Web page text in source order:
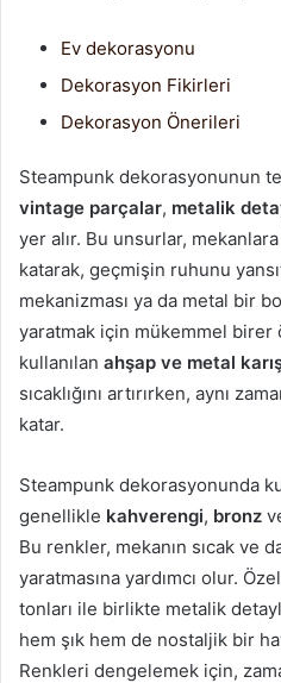
Ev dekorasyonu
Dekorasyon Fikirleri
Dekorasyon Önerileri
Steampunk dekorasyonunun
vintage parçalar, metalik
yer alır. Bu unsurlar,
katarak, geçmişin ruhunu
mekanizması ya da metal bir
yaratmak için mükemmel birer
kullanılan ahşap ve metal
sıcaklığını artırırken, aynı
katar.
Steampunk dekorasyonunda
genellikle kahverengi, bronz
Bu renkler, mekanın sıcak ve
yaratmasına yardımcı olur.
tonları ile birlikte metalik
hem şık hem de nostaljik bir
Renkleri dengelemek için,